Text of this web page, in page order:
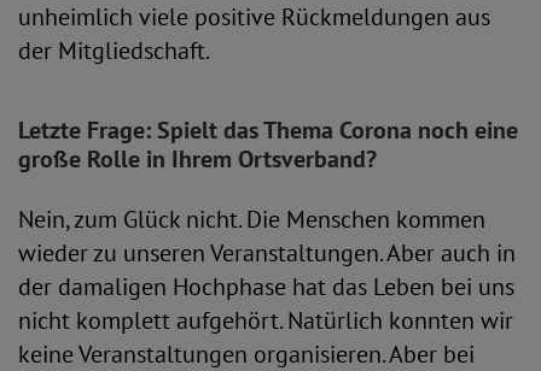
unheimlich viele positive Rückmeldungen aus
der Mitgliedschaft.
Letzte Frage: Spielt das Thema Corona noch eine
große Rolle in Ihrem Ortsverband?
Nein, zum Glück nicht. Die Menschen kommen
wieder zu unseren Veranstaltungen. Aber auch in
der damaligen Hochphase hat das Leben bei uns
nicht komplett aufgehört. Natürlich konnten wir
keine Veranstaltungen organisieren. Aber bei